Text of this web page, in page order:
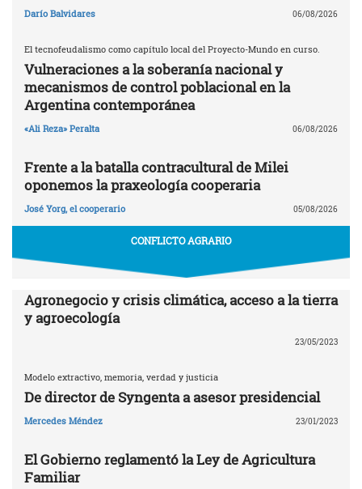
Darío Balvidares 06/08/2026
El tecnofeudalismo como capítulo local del Proyecto-Mundo en curso.
Vulneraciones a la soberanía nacional y
mecanismos de control poblacional en la
Argentina contemporánea
«Ali Reza» Peralta 06/08/2026
Frente a la batalla contracultural de Milei
oponemos la praxeología cooperaria
José Yorg, el cooperario 05/08/2026
CONFLICTO AGRARIO
Agronegocio y crisis climática, acceso a la tierra
y agroecología
23/05/2023
Modelo extractivo, memoria, verdad y justicia
De director de Syngenta a asesor presidencial
Mercedes Méndez 23/01/2023
El Gobierno reglamentó la Ley de Agricultura
Familiar